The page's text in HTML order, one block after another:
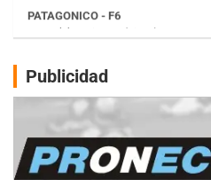
Juventud Unida (Tierra)
Humboldt (Santa Fe)
Ciudad de Avellaneda (Asfalto)
Avellaneda (Santa Fe)
SUR SANTAFESINO - F4
José Samuel Sánchez (Tierra)
Rufino (Santa Fe)
Publicidad